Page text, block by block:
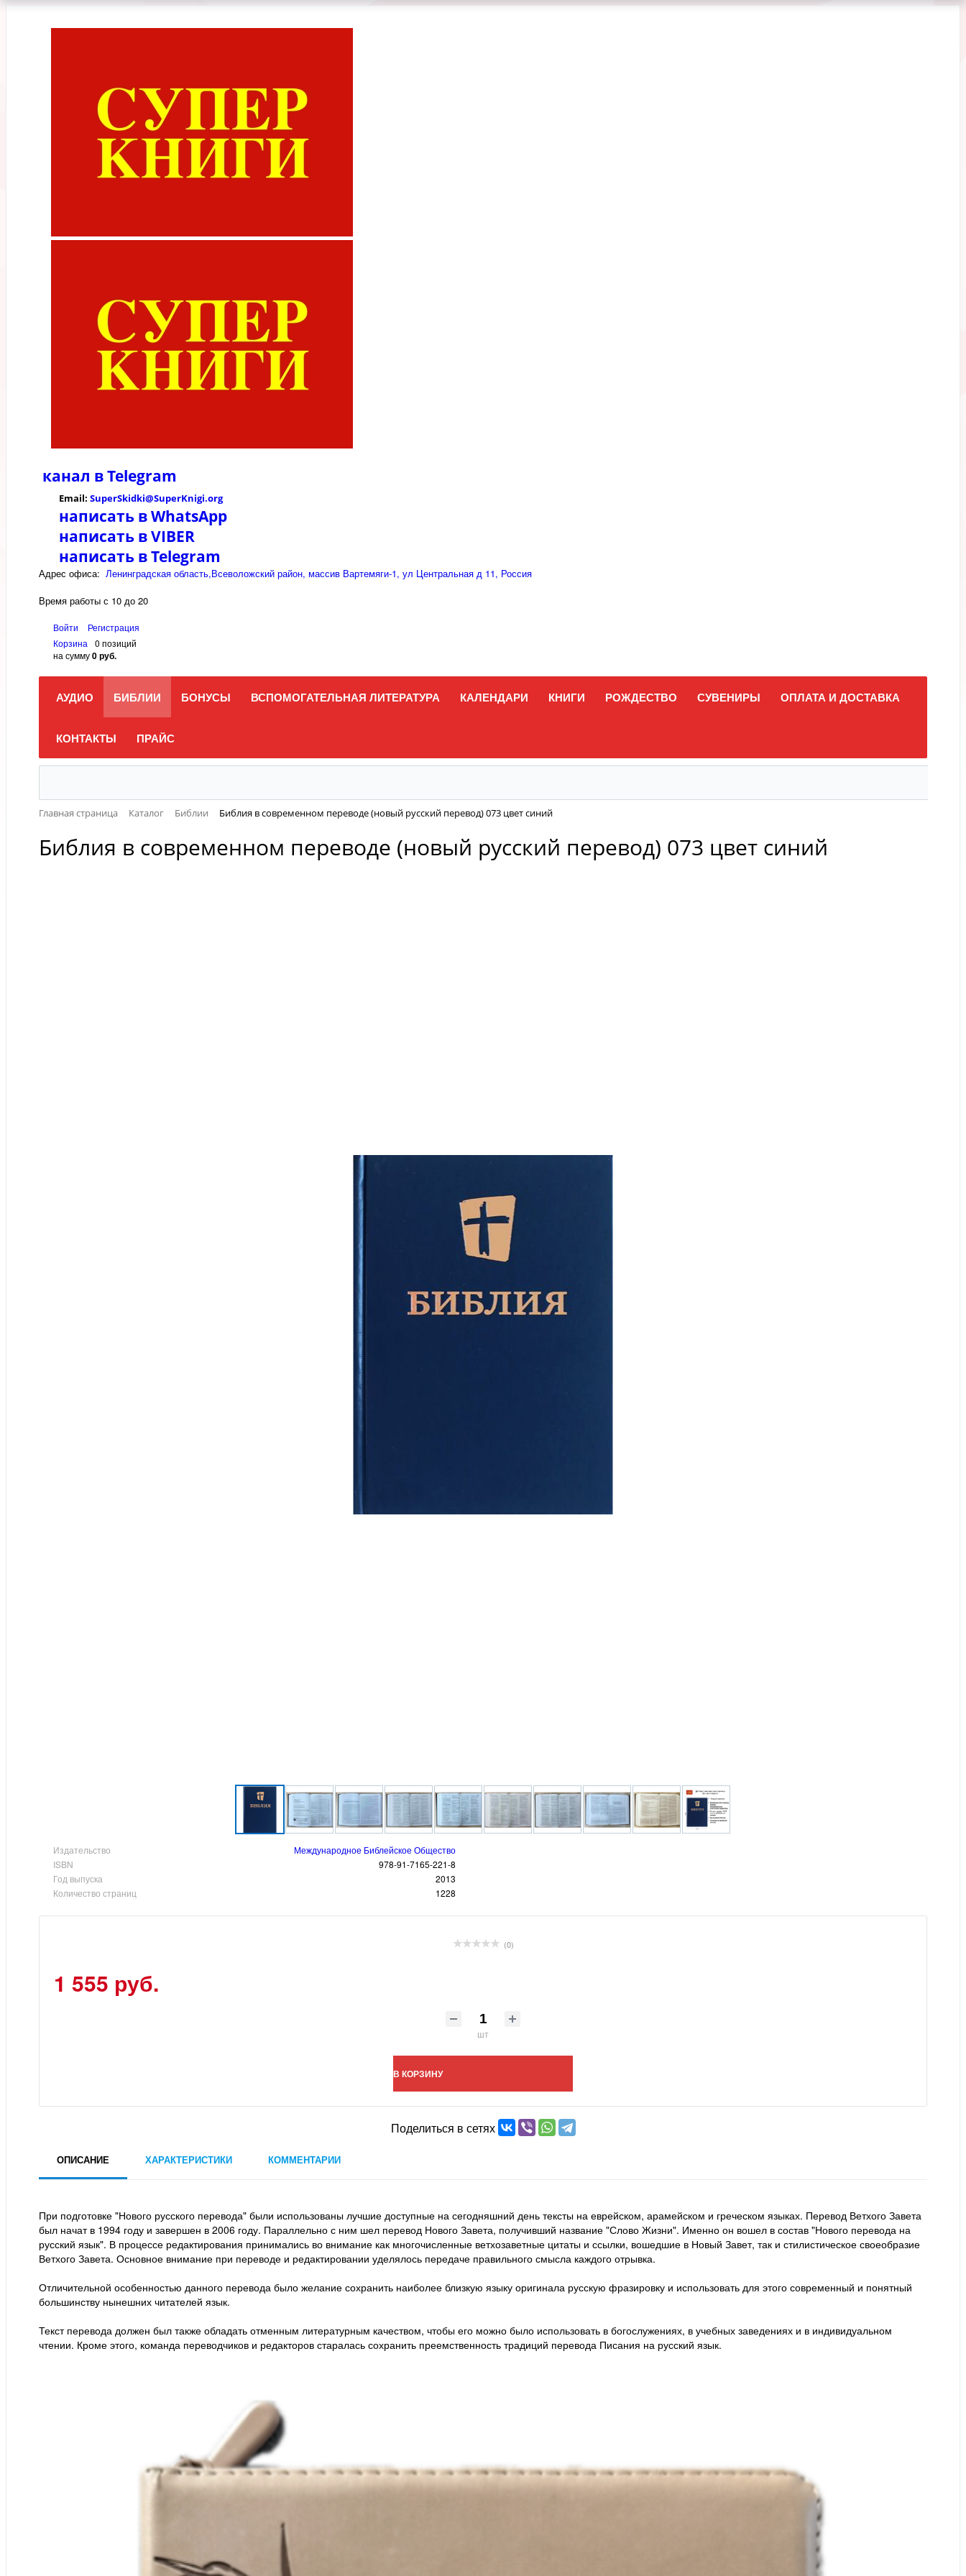
канал вTelegram
Email: SuperSkidki@SuperKnigi.org
написать в WhatsApp
написать в VIBER
написать в Telegram
Адрес офиса: Ленинградская область,Всеволожский район, массив Вартемяги-1, ул Центральная д 11, Россия
Время работы с 10 до 20
Войти
Регистрация
Корзина
0 позиций
на сумму0 руб.
АУДИО БИБЛИИ БОНУСЫ ВСПОМОГАТЕЛЬНАЯ ЛИТЕРАТУРА КАЛЕНДАРИ КНИГИ РОЖДЕСТВО СУВЕНИРЫ ОПЛАТА И ДОСТАВКА
КОНТАКТЫ ПРАЙС
Главная страница Каталог Библии Библия в современном переводе (новый русский перевод) 073 цвет синий
Библия в современном переводе (новый русский перевод) 073 цвет синий
Издательство
Международное Библейское Общество
ISBN
978-91-7165-221-8
Год выпуска
2013
Количество страниц
1228
(0)
1 555 руб.
шт
В КОРЗИНУ
Поделиться в сетях
ОПИСАНИЕ ХАРАКТЕРИСТИКИ КОММЕНТАРИИ
При подготовке "Нового русского перевода" были использованы лучшие доступные на сегодняшний день тексты на еврейском, арамейском и греческом языках. Перевод Ветхого Завета
был начат в 1994 году и завершен в 2006 году. Параллельно с ним шел перевод Нового Завета, получивший название "Слово Жизни". Именно он вошел в состав "Нового перевода на
русский язык". В процессе редактирования принимались во внимание как многочисленные ветхозаветные цитаты и ссылки, вошедшие в Новый Завет, так и стилистическое своеобразие
Ветхого Завета. Основное внимание при переводе и редактировании уделялось передаче правильного смысла каждого отрывка.
Отличительной особенностью данного перевода было желание сохранить наиболее близкую языку оригинала русскую фразировку и использовать для этого современный и понятный
большинству нынешних читателей язык.
Текст перевода должен был также обладать отменным литературным качеством, чтобы его можно было использовать в богослужениях, в учебных заведениях и в индивидуальном
чтении. Кроме этого, команда переводчиков и редакторов старалась сохранить преемственность традиций перевода Писания на русский язык.